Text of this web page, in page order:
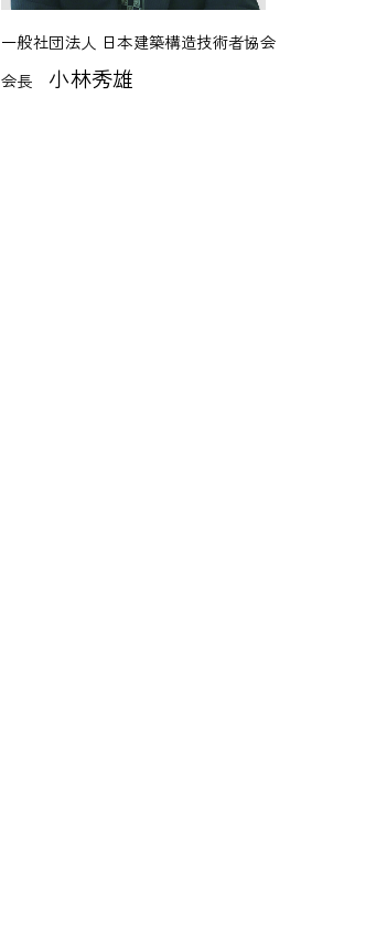
一般社団法人 日本建築構造技術者協会
会長 小林秀雄